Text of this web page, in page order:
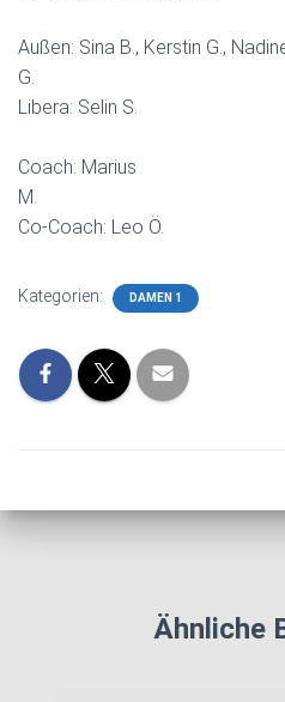
Außen: Sina B., Kerstin G.,
G.
Libera: Selin S.
Coach: Marius
Co-Coach: Leo Ö.
Kategorien: DAMEN 1
Ähnliche